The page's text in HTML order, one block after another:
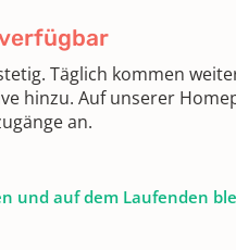
Täglich kommen
hinzu. Auf unserer
an.
und auf dem Laufenden